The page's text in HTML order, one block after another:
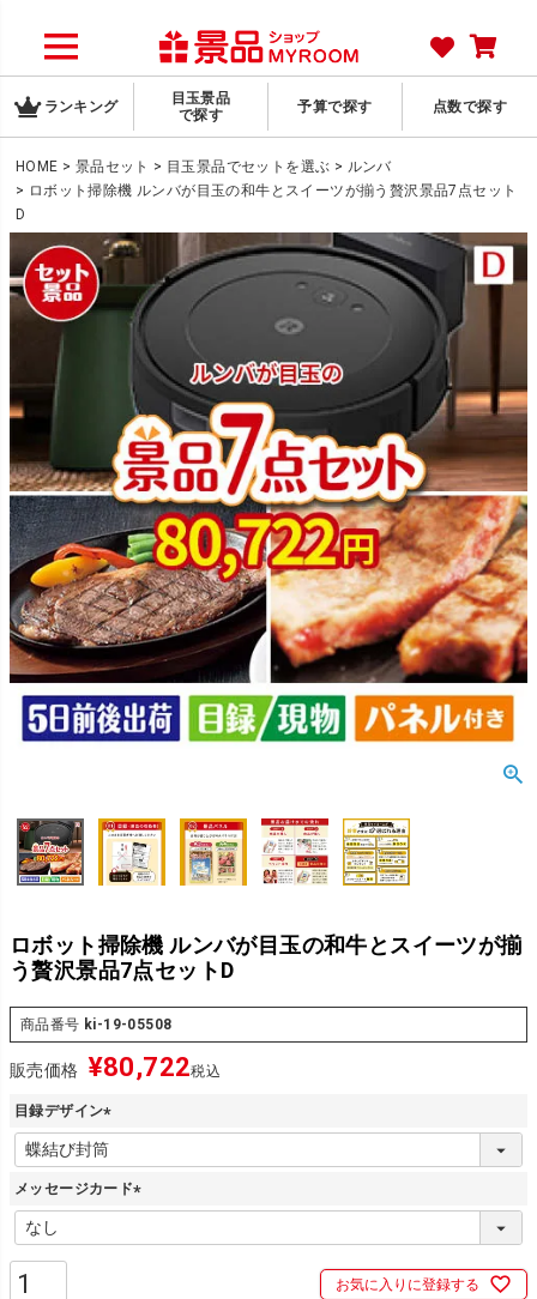
ランキング
目玉景品
で探す
予算で探す 点数で探す
HOME 景品セット 目玉景品でセットを選ぶ
ルンバ
ロボット掃除機 ルンバが目玉の和牛とスイーツが揃う贅沢景品7点セット
D
ロボット掃除機 ルンバが目玉の和牛とスイーツが揃
う贅沢景品7点セットD
商品番号 ki-19-05508
販売価格 ¥80,722税込
目録デザイン
(
必
須
)
メッセージカード
必
お気に入りに登録する